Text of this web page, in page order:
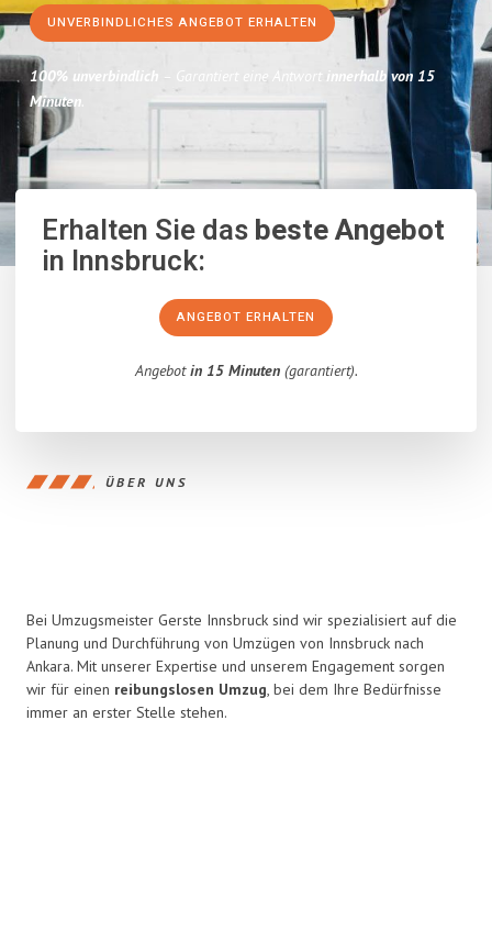
UNVERBINDLICHES ANGEBOT ERHALTEN
100% unverbindlich – Garantiert eine Antwort innerhalb von 15
Minuten.
Erhalten Sie dasbeste Angebot
in Innsbruck:
ANGEBOT ERHALTEN
Angebotin 15 Minuten(garantiert).
ÜBER UNS
Bei Umzugsmeister Gerste Innsbruck sind wir spezialisiert auf die
Planung und Durchführung von Umzügen von Innsbruck nach
Ankara. Mit unserer Expertise und unserem Engagement sorgen
wir für einen reibungslosen Umzug, bei dem Ihre Bedürfnisse
immer an erster Stelle stehen.